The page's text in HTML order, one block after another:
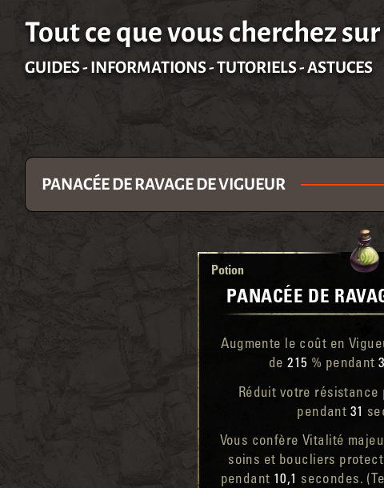
Tout ce que vous cherchez
GUIDES - INFORMATIONS - TUTORIELS - ASTUCES
PANACÉE DE RAVAGE DE VIGUEUR
Potion
PANACÉE DE
Augmente le coût en
de215 % pendant
Réduit votre résistance
pendant 31
Vous confère Vitalité
soins et boucliers
pendant 10,1 secondes.